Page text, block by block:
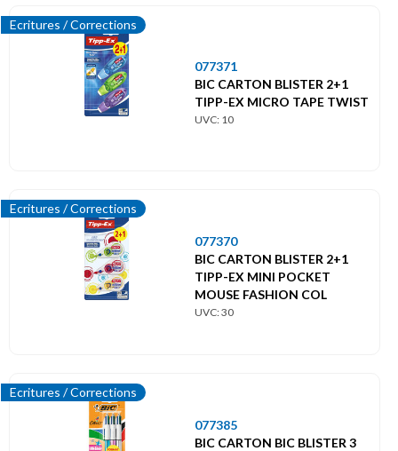
Ecritures / Corrections
077371
BIC CARTON BLISTER 2+1
TIPP-EX MICRO TAPE TWIST
UVC: 10
Ecritures / Corrections
077370
BIC CARTON BLISTER 2+1
TIPP-EX MINI POCKET
MOUSE FASHION COL
UVC: 30
Ecritures / Corrections
077385
BIC CARTON BIC BLISTER 3